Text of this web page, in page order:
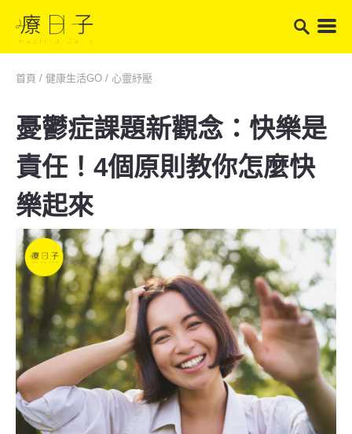
首頁 / 健康生活GO / 心靈紓壓
憂鬱症課題新觀念：快樂是
責任！4個原則教你怎麼快
樂起來